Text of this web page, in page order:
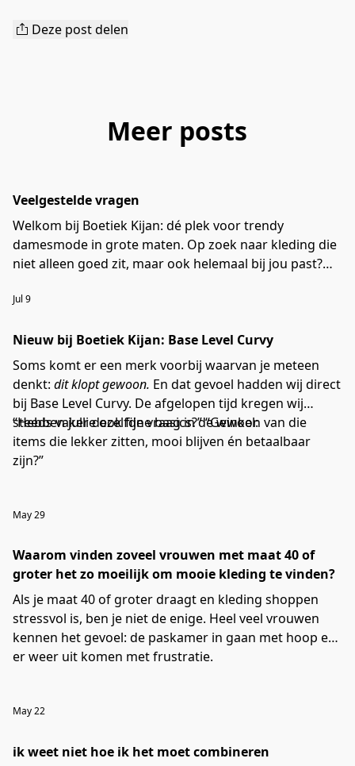
Deze post delen
Meer posts
Veelgestelde vragen
Welkom bij Boetiek Kijan: dé plek voor trendy
damesmode in grote maten. Op zoek naar kleding die
niet alleen goed zit, maar ook helemaal bij jou past?
gezellige Denekamp vind je onze boetiek vol trendy
geloven dat mode er voor iedereen moet zijn, in elke
maat, en daar draait bij ons alles om.
Jul 9
Nieuw bij Boetiek Kijan: Base Level Curvy
Soms komt er een merk voorbij waarvan je meteen
denkt: dit klopt gewoon. En dat gevoel hadden wij direct
bij Base Level Curvy. De afgelopen tijd kregen wij
steeds vaker dezelfde vraag in de winkel:
“Hebben jullie ook fijne basics?” “Gewoon van die
items die lekker zitten, mooi blijven én betaalbaar
zijn?”
May 29
Waarom vinden zoveel vrouwen met maat 40 of
groter het zo moeilijk om mooie kleding te vinden?
Als je maat 40 of groter draagt en kleding shoppen
stressvol is, ben je niet de enige. Heel veel vrouwen
kennen het gevoel: de paskamer in gaan met hoop en
er weer uit komen met frustratie.
May 22
ik weet niet hoe ik het moet combineren